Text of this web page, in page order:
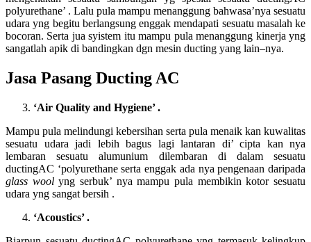
polyurethane’ . Lalu pula mampu menanggung bahwasa’nya sesuatu
udara yng begitu berlangsung enggak mendapati sesuatu masalah ke
bocoran. Serta jua syistem itu mampu pula menanggung kinerja yng
sangatlah apik di bandingkan dgn mesin ducting yang lain–nya.
Jasa Pasang Ducting AC
‘Air Quality and Hygiene’ .
Mampu pula melindungi kebersihan serta pula menaik kan kuwalitas
sesuatu udara jadi lebih bagus lagi lantaran di’ cipta kan nya
lembaran sesuatu alumunium dilembaran di dalam sesuatu
ductingAC ‘polyurethane serta enggak ada nya pengenaan daripada
glass woolyng serbuk’ nya mampu pula membikin kotor sesuatu
udara yng sangat bersih .
‘Acoustics’ .